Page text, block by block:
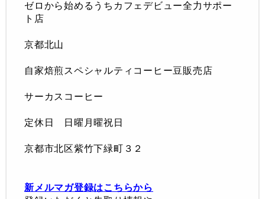
ゼロから始めるうちカフェデビュー全力サポー
ト店
京都北山
自家焙煎スペシャルティコーヒー豆販売店
サーカスコーヒー
定休日 日曜月曜祝日
京都市北区紫竹下緑町３２
新メルマガ登録はこちらから